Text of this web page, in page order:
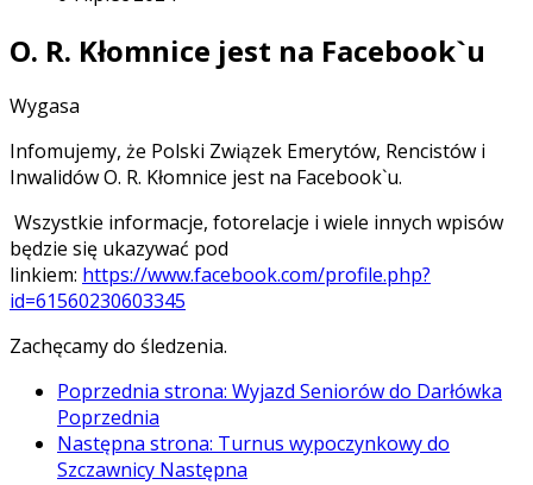
O. R. Kłomnice jest na Facebook`u
Wygasa
Infomujemy, że Polski Związek Emerytów, Rencistów i
Inwalidów O. R. Kłomnice jest na Facebook`u.
Wszystkie informacje, fotorelacje i wiele innych wpisów
będzie się ukazywać pod
linkiem: https://www.facebook.com/profile.php?
id=61560230603345
Zachęcamy do śledzenia.
Poprzednia strona: Wyjazd Seniorów do Darłówka
Poprzednia
Następna strona: Turnus wypoczynkowy do
Szczawnicy Następna